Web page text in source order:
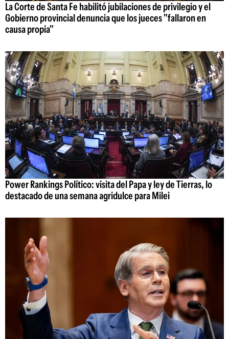
La Corte de Santa Fe habilitó jubilaciones de privilegio y el
Gobierno provincial denuncia que los jueces "fallaron en
causa propia"
Power Rankings Político: visita del Papa y ley de Tierras, lo
destacado de una semana agridulce para Milei